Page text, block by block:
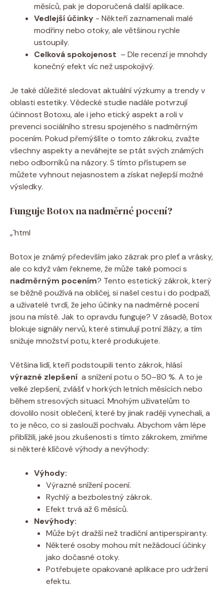
měsíců,⁣ pak ⁤je ‍doporučená další aplikace.
Vedlejší‍ účinky ⁤- Někteří zaznamenali malé​
modřiny ‌nebo otoky, ale většinou rychle
ustoupily.
Celková spokojenost ⁤ – Dle recenzí je mnohdy
konečný efekt ‌víc než uspokojivý.
Je také důležité sledovat aktuální‍ výzkumy ​a⁤ trendy v
oblasti estetiky.⁣ Vědecké studie nadále ​potvrzují
účinnost ⁢Botoxu, ale ​i jeho etický aspekt a ‌roli​ v ​
prevenci sociálního ‍stresu spojeného s nadměrným
pocením. Pokud⁣ přemýšlíte o tomto zákroku, zvažte
‌všechny aspekty a‍ neváhejte⁤ se ‍ptát⁢ svých ‍známých
nebo odborníků na názory. ‍S tímto přístupem ‌se
můžete vyhnout nejasnostem a získat nejlepší možné
výsledky.
Funguje ⁢Botox ⁣na nadměrné pocení?
„`html
Botox je známý především jako zázrak⁢ pro pleť a vrásky,⁣
ale co když vám řekneme, že může také pomoci s
nadměrným pocením? Tento estetický zákrok, ​který
se běžně ‌používá na ⁢obličej, si​ našel cestu⁤ i do podpaží,
a ⁣uživatelé tvrdí, že jeho ​účinky na nadměrné pocení
jsou na místě. Jak to opravdu funguje? V ⁣zásadě, Botox
blokuje ⁤signály ​nervů, které stimulují potní ⁤žlázy, a tím
snižuje množství ‌potu,⁤ které produkujete.
Většina lidí, kteří podstoupili tento ⁢zákrok, hlásí
výrazné zlepšení ⁢ a snížení ⁢potu​ o⁣ 50–80⁣ %. A to ⁢je
velké‌ zlepšení, zvlášť v⁣ horkých⁣ letních měsících nebo
během stresových situací. Mnohým uživatelům to
dovolilo nosit oblečení, které by jinak raději vynechali, a
to je něco, co si zaslouží pochvalu. Abychom vám lépe
přiblížili, jaké jsou⁢ zkušenosti s tímto ‍zákrokem, zmiňme
si některé klíčové výhody a⁤ nevýhody:
Výhody:
Výrazné snížení⁢ pocení.
Rychlý a bezbolestný zákrok.
Efekt trvá až 6 ⁢měsíců.
Nevýhody:
Může být dražší než ‌tradiční ‌antiperspiranty.
Některé osoby ⁣mohou mít nežádoucí účinky
‍jako dočasné otoky.
Potřebujete opakované aplikace pro udržení
efektu.